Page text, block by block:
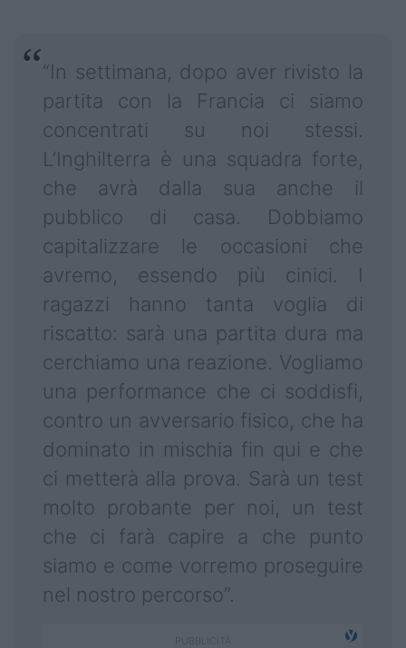
“In settimana, dopo aver rivisto la
partita con la Francia ci siamo
concentrati su noi stessi.
L’Inghilterra è una squadra forte,
che avrà dalla sua anche il
pubblico di casa. Dobbiamo
capitalizzare le occasioni che
avremo, essendo più cinici. I
ragazzi hanno tanta voglia di
riscatto: sarà una partita dura ma
cerchiamo una reazione. Vogliamo
una performance che ci soddisfi,
contro un avversario fisico, che ha
dominato in mischia fin qui e che
ci metterà alla prova. Sarà un test
molto probante per noi, un test
che ci farà capire a che punto
siamo e come vorremo proseguire
nel nostro percorso”.